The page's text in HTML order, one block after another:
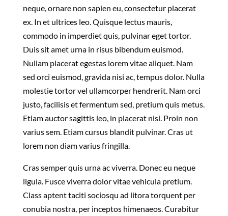
neque, ornare non sapien eu, consectetur placerat
ex. In et ultrices leo. Quisque lectus mauris,
commodo in imperdiet quis, pulvinar eget tortor.
Duis sit amet urna in risus bibendum euismod.
Nullam placerat egestas lorem vitae aliquet. Nam
sed orci euismod, gravida nisi ac, tempus dolor. Nulla
molestie tortor vel ullamcorper hendrerit. Nam orci
justo, facilisis et fermentum sed, pretium quis metus.
Etiam auctor sagittis leo, in placerat nisi. Proin non
varius sem. Etiam cursus blandit pulvinar. Cras ut
lorem non diam varius fringilla.
Cras semper quis urna ac viverra. Donec eu neque
ligula. Fusce viverra dolor vitae vehicula pretium.
Class aptent taciti sociosqu ad litora torquent per
conubia nostra, per inceptos himenaeos. Curabitur